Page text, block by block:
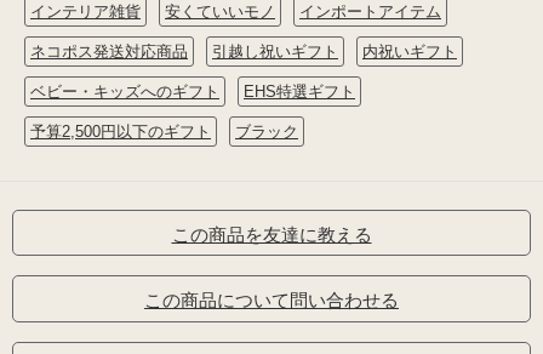
インテリア雑貨 安くていいモノ インポートアイテム
ネコポス発送対応商品 引越し祝いギフト 内祝いギフト
ベビー・キッズへのギフト EHS特選ギフト
予算2,500円以下のギフト ブラック
この商品を友達に教える
この商品について問い合わせる